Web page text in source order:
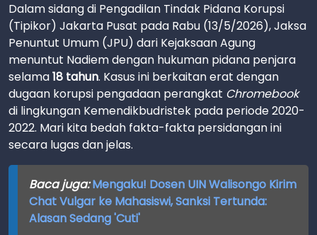
Dalam sidang di Pengadilan Tindak Pidana Korupsi
(Tipikor) Jakarta Pusat pada Rabu (13/5/2026), Jaksa
Penuntut Umum (JPU) dari Kejaksaan Agung
menuntut Nadiem dengan hukuman pidana penjara
selama18 tahun. Kasus ini berkaitan erat dengan
dugaan korupsi pengadaan perangkat Chromebook
di lingkungan Kemendikbudristek pada periode 2020-
2022. Mari kita bedah fakta-fakta persidangan ini
secara lugas dan jelas.
Baca juga:Mengaku! Dosen UIN Walisongo Kirim
Chat Vulgar ke Mahasiswi, Sanksi Tertunda:
Alasan Sedang 'Cuti'